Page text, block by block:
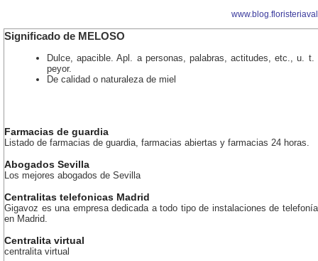
Significado de MELOSO
Dulce, apacible. Apl. a personas, palabras, actitudes, etc., u. t.
peyor.
De calidad o naturaleza de miel
Farmacias de guardia
Listado de farmacias de guardia, farmacias abiertas y farmacias 24 horas.
Abogados Sevilla
Los mejores abogados de Sevilla
Centralitas telefonicas Madrid
Gigavoz es una empresa dedicada a todo tipo de instalaciones de
en Madrid.
Centralita virtual
centralita virtual